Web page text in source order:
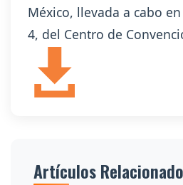
México, llevada a cabo
4, del Centro de
Artículos